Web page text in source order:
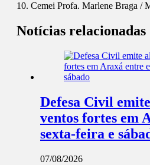
10. Cemei Profa. Marlene Braga /
Notícias relacionadas
Defesa Civil
ventos fortes em
sexta-feira e
07/08/2026